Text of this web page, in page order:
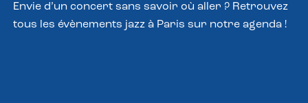
Envie d’un concert sans savoir où aller ? Retrouvez
tous les évènements jazz à Paris sur notre agenda !